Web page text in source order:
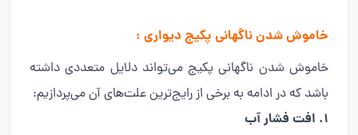
خاموش شدن ناگهانی پکیج دیواری :
خاموش شدن ناگهانی پکیج می‌تواند دلایل متعددی داشته
باشد که در ادامه به برخی از رایج‌ترین علت‌های آن می‌پردازیم:
۱. افت فشار آب